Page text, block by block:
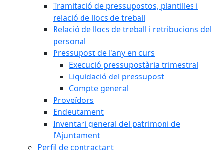
Tramitació de pressupostos, plantilles i
relació de llocs de treball
Relació de llocs de treball i retribucions del
personal
Pressupost de l'any en curs
Execució pressupostària trimestral
Liquidació del pressupost
Compte general
Proveïdors
Endeutament
Inventari general del patrimoni de
l'Ajuntament
Perfil de contractant